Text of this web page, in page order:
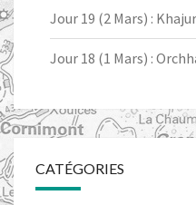
Jour 19 (2 Mars) :
Jour 18 (1 Mars) :
CATÉGORIES